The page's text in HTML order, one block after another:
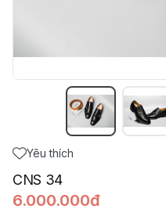
Yêu thích
CNS 34
6.000.000đ